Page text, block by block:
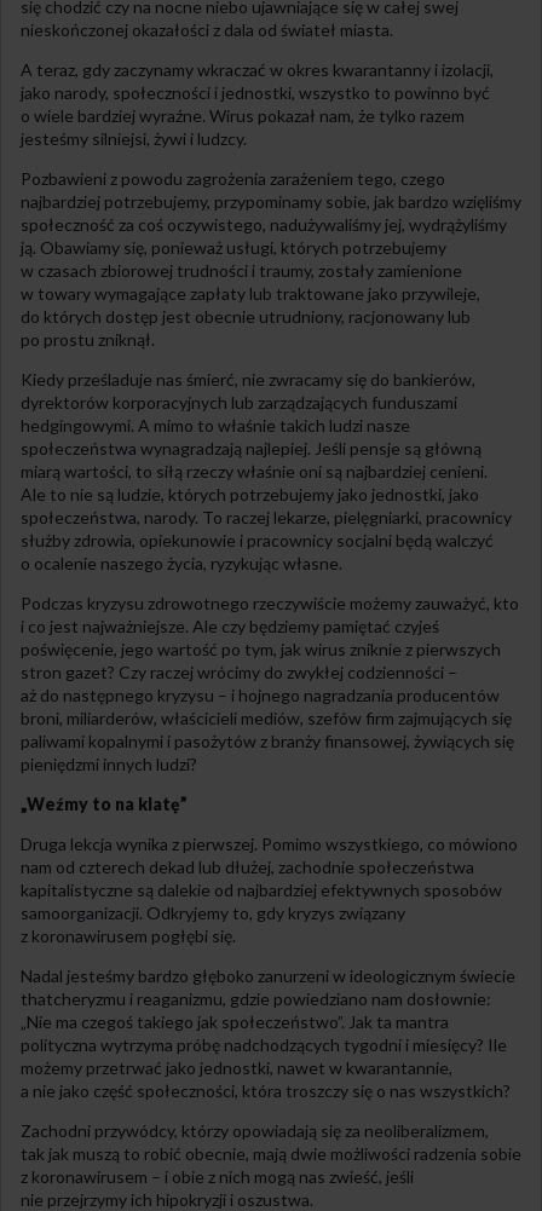
się chodzić czy na nocne niebo ujawniające się w całej swej
nieskończonej okazałości z dala od świateł miasta.
A teraz, gdy zaczynamy wkraczać w okres kwarantanny i izolacji,
jako narody, społeczności i jednostki, wszystko to powinno być
o wiele bardziej wyraźne. Wirus pokazał nam, że tylko razem
jesteśmy silniejsi, żywi i ludzcy.
Pozbawieni z powodu zagrożenia zarażeniem tego, czego
najbardziej potrzebujemy, przypominamy sobie, jak bardzo wzięliśmy
społeczność za coś oczywistego, nadużywaliśmy jej, wydrążyliśmy
ją. Obawiamy się, ponieważ usługi, których potrzebujemy
w czasach zbiorowej trudności i traumy, zostały zamienione
w towary wymagające zapłaty lub traktowane jako przywileje,
do których dostęp jest obecnie utrudniony, racjonowany lub
po prostu zniknął.
Kiedy prześladuje nas śmierć, nie zwracamy się do bankierów,
dyrektorów korporacyjnych lub zarządzających funduszami
hedgingowymi. A mimo to właśnie takich ludzi nasze
społeczeństwa wynagradzają najlepiej. Jeśli pensje są główną
miarą wartości, to siłą rzeczy właśnie oni są najbardziej cenieni.
Ale to nie są ludzie, których potrzebujemy jako jednostki, jako
społeczeństwa, narody. To raczej lekarze, pielęgniarki, pracownicy
służby zdrowia, opiekunowie i pracownicy socjalni będą walczyć
o ocalenie naszego życia, ryzykując własne.
Podczas kryzysu zdrowotnego rzeczywiście możemy zauważyć, kto
i co jest najważniejsze. Ale czy będziemy pamiętać czyjeś
poświęcenie, jego wartość po tym, jak wirus zniknie z pierwszych
stron gazet? Czy raczej wrócimy do zwykłej codzienności –
aż do następnego kryzysu – i hojnego nagradzania producentów
broni, miliarderów, właścicieli mediów, szefów firm zajmujących się
paliwami kopalnymi i pasożytów z branży finansowej, żywiących się
pieniędzmi innych ludzi?
„Weźmy to na klatę”
Druga lekcja wynika z pierwszej. Pomimo wszystkiego, co mówiono
nam od czterech dekad lub dłużej, zachodnie społeczeństwa
kapitalistyczne są dalekie od najbardziej efektywnych sposobów
samoorganizacji. Odkryjemy to, gdy kryzys związany
z koronawirusem pogłębi się.
Nadal jesteśmy bardzo głęboko zanurzeni w ideologicznym świecie
thatcheryzmu i reaganizmu, gdzie powiedziano nam dosłownie:
„Nie ma czegoś takiego jak społeczeństwo”. Jak ta mantra
polityczna wytrzyma próbę nadchodzących tygodni i miesięcy? Ile
możemy przetrwać jako jednostki, nawet w kwarantannie,
a nie jako część społeczności, która troszczy się o nas wszystkich?
Zachodni przywódcy, którzy opowiadają się za neoliberalizmem,
tak jak muszą to robić obecnie, mają dwie możliwości radzenia sobie
z koronawirusem – i obie z nich mogą nas zwieść, jeśli
nie przejrzymy ich hipokryzji i oszustwa.